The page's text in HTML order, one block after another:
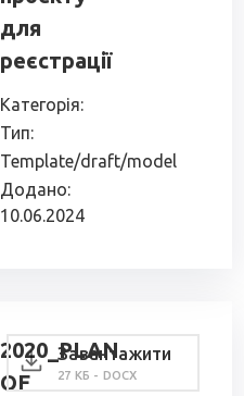
для
реєстрації
Категорія:
Тип:
Template/draft/model
Додано:
10.06.2024
2020_PLAN
OF
Завантажити
27 КБ - DOCX